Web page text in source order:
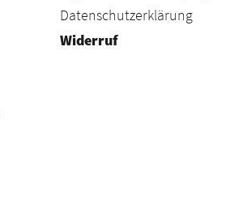
Datenschutzerklärung
Widerruf